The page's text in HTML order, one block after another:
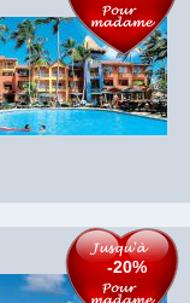
-20%